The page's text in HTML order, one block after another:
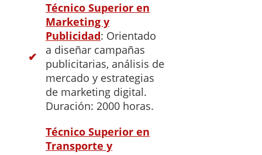
Técnico Superior en
Marketing y
Publicidad: Orientado
a diseñar campañas
publicitarias, análisis de
mercado y estrategias
de marketing digital.
Duración: 2000 horas.
Técnico Superior en
Transporte y